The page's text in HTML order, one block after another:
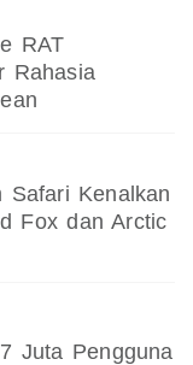
RAT
Rahasia
Safari Kenalkan
Fox dan Arctic
Juta Pengguna